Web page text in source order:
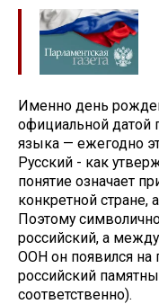
Именно день
официальной датой
языка — ежегодно
Русский - как
понятие означает
конкретной стране,
Поэтому
российский, а
ООН он появился на
российский
соответственно).